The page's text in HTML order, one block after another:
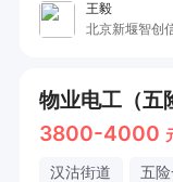
王毅
北京新堰智创
物业电工（五
3800-4000
汉沽街道 五